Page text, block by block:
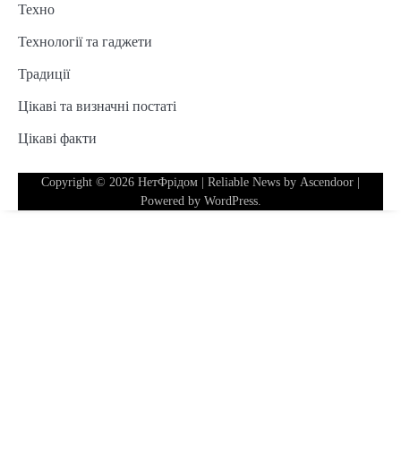
Техно
Технології та гаджети
Традиції
Цікаві та визначні постаті
Цікаві факти
Copyright © 2026 НетФрідом | Reliable News by Ascendoor
Powered by WordPress.